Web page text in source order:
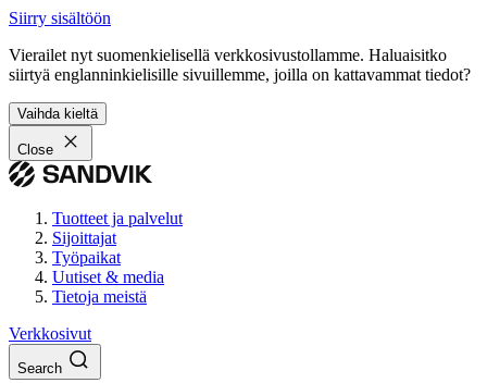
Siirry sisältöön
Vierailet nyt suomenkielisellä verkkosivustollamme. Haluaisitko
siirtyä englanninkielisille sivuillemme, joilla on kattavammat tiedot?
Vaihda kieltä
Close
Tuotteet ja palvelut
Sijoittajat
Työpaikat
Uutiset & media
Tietoja meistä
Verkkosivut
Search